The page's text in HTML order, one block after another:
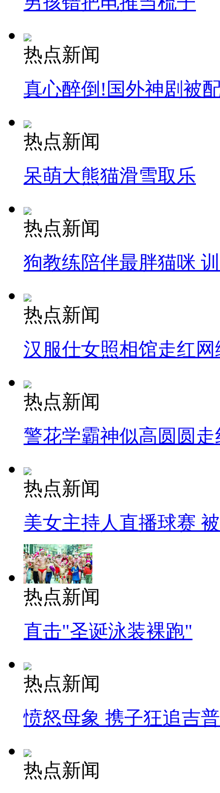
热点新闻
真心醉倒!国外神剧被
热点新闻
呆萌大熊猫滑雪取乐
热点新闻
狗教练陪伴最胖猫咪
热点新闻
汉服仕女照相馆走红网
热点新闻
警花学霸神似高圆圆走
热点新闻
美女主持人直播球赛
热点新闻
直击"圣诞泳装裸跑"
热点新闻
愤怒母象 携子狂追吉
热点新闻